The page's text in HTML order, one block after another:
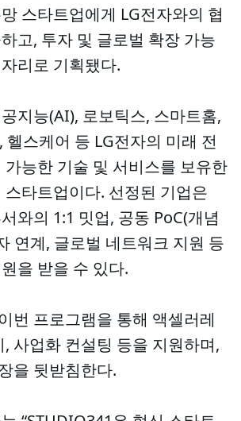
스타트업에게 LG전자와의 협
고, 투자 및 글로벌 확장 가능
리로 기획됐다.
지능(AI), 로보틱스, 스마트홈,
헬스케어 등 LG전자의 미래 전
가능한 기술 및 서비스를 보유한
스타트업이다. 선정된 기업은
와의 1:1 밋업, 공동 PoC(개념
연계, 글로벌 네트워크 지원 등
을 받을 수 있다.
번 프로그램을 통해 액셀러레
, 사업화 컨설팅 등을 지원하며,
을 뒷받침한다.